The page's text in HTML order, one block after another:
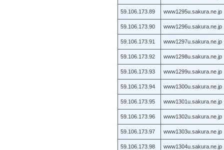
59.106.173.89 www1295u.sakura.ne.jp
59.106.173.90 www1296u.sakura.ne.jp
59.106.173.91 www1297u.sakura.ne.jp
59.106.173.92 www1298u.sakura.ne.jp
59.106.173.93 www1299u.sakura.ne.jp
59.106.173.94 www1300u.sakura.ne.jp
59.106.173.95 www1301u.sakura.ne.jp
59.106.173.96 www1302u.sakura.ne.jp
59.106.173.97 www1303u.sakura.ne.jp
59.106.173.98 www1304u.sakura.ne.jp